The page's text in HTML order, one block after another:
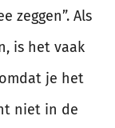
zeggen”. Als
is het vaak
je het
niet in de